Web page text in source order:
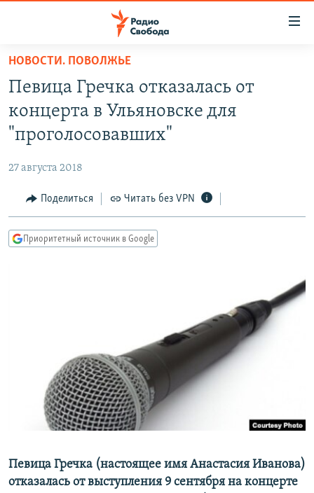
упрощенного
доступа
основному
Вернутся
Вернутся
ПОДКАСТЫ
АВТОРСКИЕ ПРОЕКТЫ
МНЕНИЯ
КУЛЬТУРА
КАВКАЗ.РЕАЛИИ
ПОДПИШИТЕСЬ НА РАССЫЛКУ
СОЦИАЛЬНЫЕ СЕТИ
Все сайты РСЕ/РС
НОВОСТИ. ПОВОЛЖЬЕ
Певица Гречка отказалась от
концерта в Ульяновске для
"проголосовавших"
27 августа 2018
Поделиться Читать без VPN
Приоритетный источник в Google
Певица Гречка (настоящее имя Анастасия Иванова)
отказалась от выступления 9 сентября на концерте